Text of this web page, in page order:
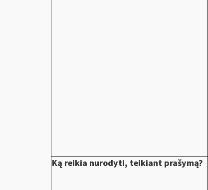
Ką reikia nurodyti, teikiant prašymą?